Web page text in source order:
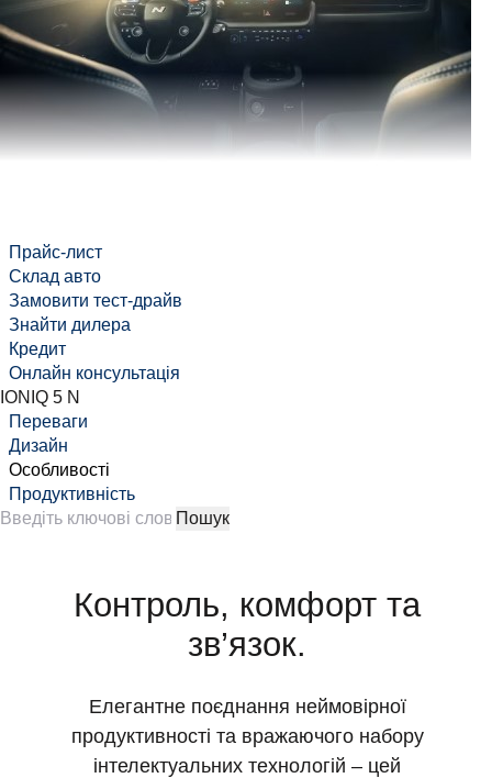
Прайс-лист
Склад авто
Замовити тест-драйв
Знайти дилера
Кредит
Онлайн консультація
IONIQ 5 N
Переваги
Дизайн
Особливості
Продуктивність
Контроль, комфорт та
зв’язок.
Елегантне поєднання неймовірної
продуктивності та вражаючого набору
інтелектуальних технологій – цей